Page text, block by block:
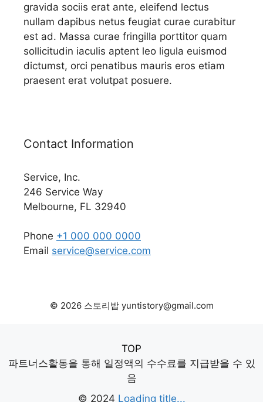
gravida sociis erat ante, eleifend lectus
nullam dapibus netus feugiat curae curabitur
est ad. Massa curae fringilla porttitor quam
sollicitudin iaculis aptent leo ligula euismod
dictumst, orci penatibus mauris eros etiam
praesent erat volutpat posuere.
Contact Information
Service, Inc.
246 Service Way
Melbourne, FL 32940
Phone +1 000 000 0000
Email service@service.com
© 2026 스토리밥 yuntistory@gmail.com
TOP
파트너스활동을 통해 일정액의 수수료를 지급받을 수 있
음
© 2024 Loading title...